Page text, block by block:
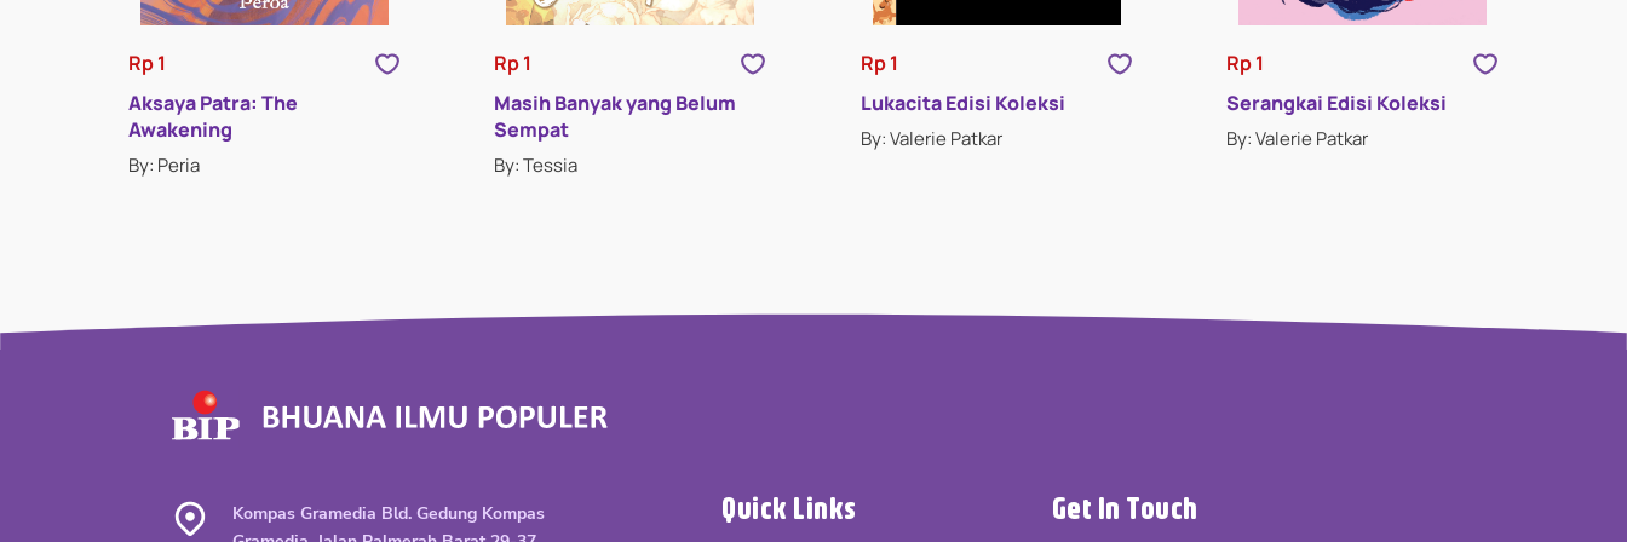
Rp 1
Aksaya Patra: The
Awakening
By: Peria
Rp 1
Masih Banyak yang Belum
Sempat
By: Tessia
Rp 1
Lukacita Edisi Koleksi
By: Valerie Patkar
Rp 1
Serangkai Edisi Koleksi
By: Valerie Patkar
Kompas Gramedia Bld. Gedung Kompas
Quick Links Get In Touch